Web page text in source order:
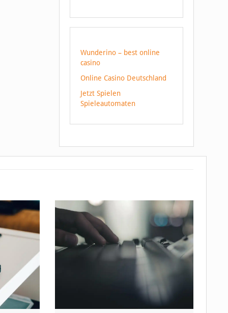
Wunderino – best online
casino
Online Casino Deutschland
Jetzt Spielen
Spieleautomaten